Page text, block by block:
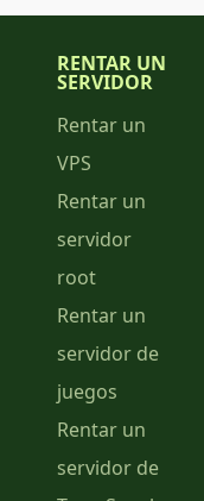
RENTAR UN
SERVIDOR
Rentar un
VPS
Rentar un
servidor
root
Rentar un
servidor de
juegos
Rentar un
servidor de